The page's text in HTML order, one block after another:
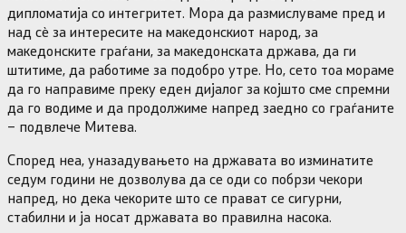
дипломатија со интегритет. Мора да размислуваме пред и
над сè за интересите на македонскиот народ, за
македонските граѓани, за македонската држава, да ги
штитиме, да работиме за подобро утре. Но, сето тоа мораме
да го направиме преку еден дијалог за којшто сме спремни
да го водиме и да продолжиме напред заедно со граѓаните
– подвлече Митева.
Според неа, уназадувањето на државата во изминатите
седум години не дозволува да се оди со побрзи чекори
напред, но дека чекорите што се прават се сигурни,
стабилни и ја носат државата во правилна насока.